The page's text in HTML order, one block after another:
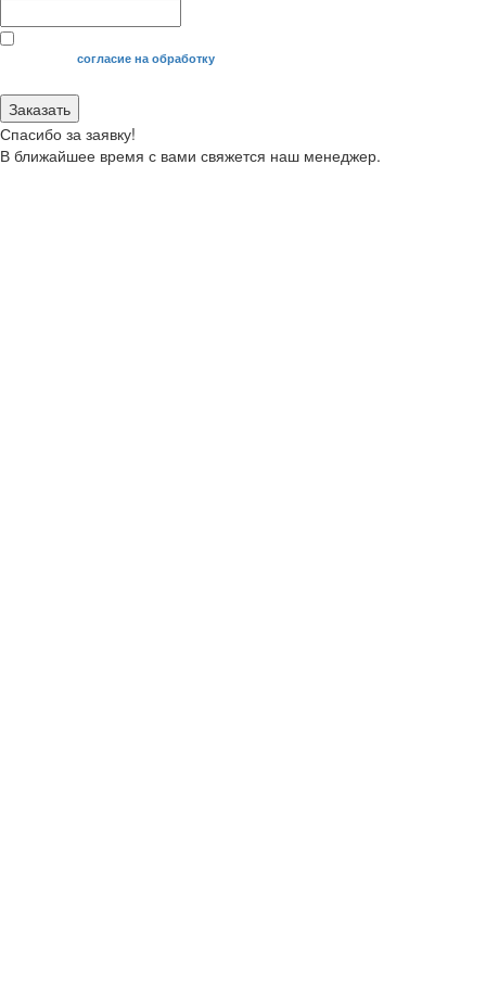
Я даю своесогласие на обработку
Заказать
Спасибо за заявку!
В ближайшее время с вами свяжется наш менеджер.